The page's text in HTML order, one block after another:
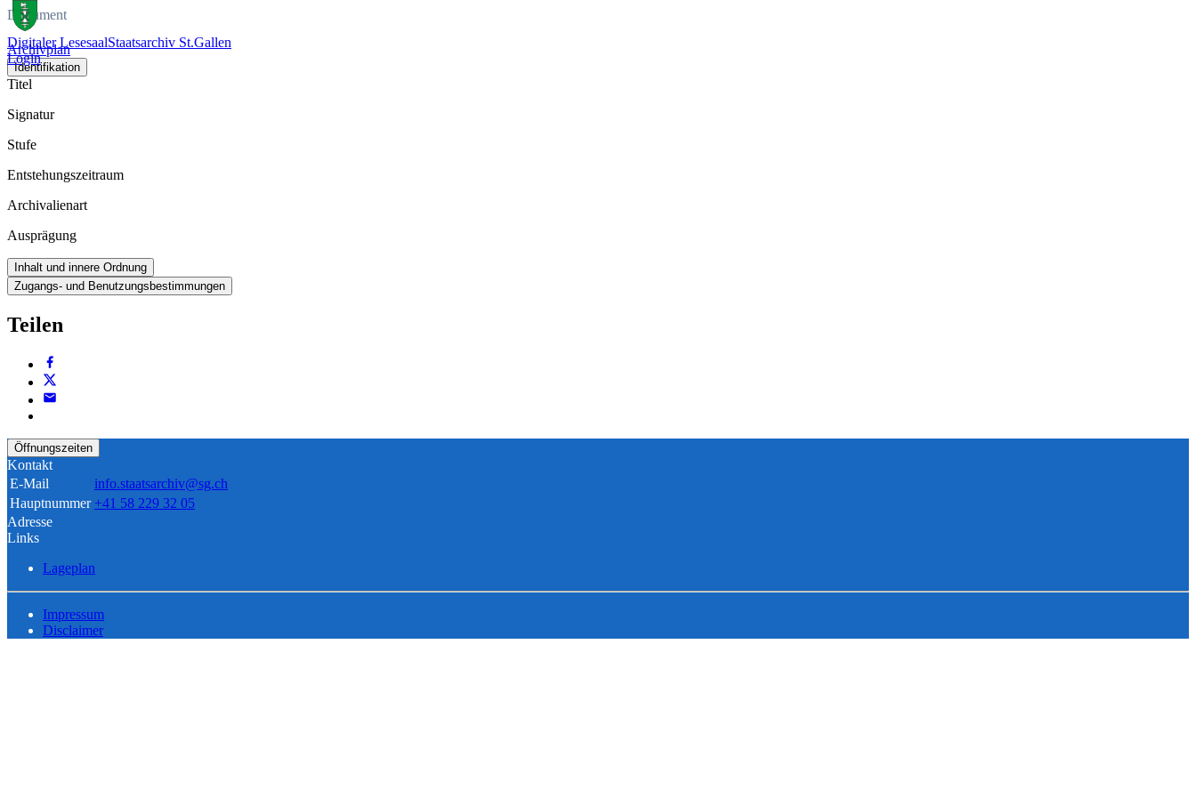
Digitaler LesesaalStaatsarchiv St.Gallen
Login
Dokument
Archivplan
Identifikation
Titel
Signatur
Stufe
Entstehungszeitraum
Archivalienart
Ausprägung
Inhalt und innere Ordnung
Zugangs- und Benutzungsbestimmungen
Teilen
Öffnungszeiten
Kontakt
E-Mail
info.staatsarchiv@sg.ch
Hauptnummer +41 58 229 32 05
Adresse
Links
Lageplan
Impressum
Disclaimer